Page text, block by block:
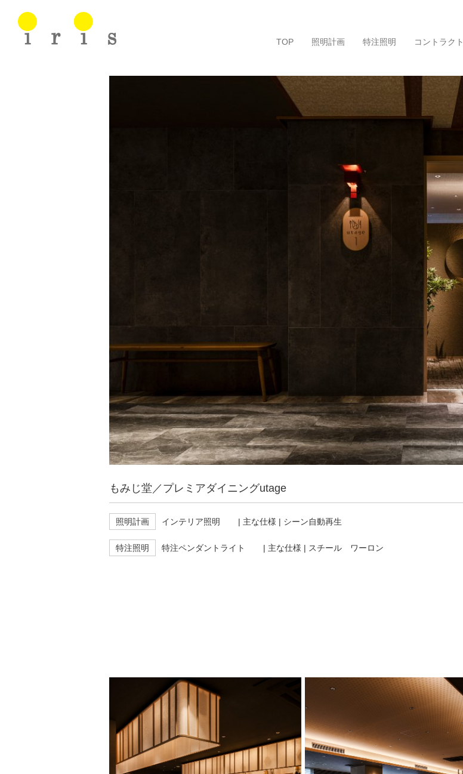
TOP 照明計画 特注照明 コントラクト
もみじ堂／プレミアダイニングutage
照明計画 インテリア照明 | 主な仕様 | シーン自動再生
特注照明 特注ペンダントライト | 主な仕様 | スチール ワーロン